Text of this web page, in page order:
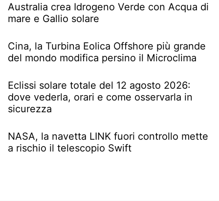
Australia crea Idrogeno Verde con Acqua di
mare e Gallio solare
Cina, la Turbina Eolica Offshore più grande
del mondo modifica persino il Microclima
Eclissi solare totale del 12 agosto 2026:
dove vederla, orari e come osservarla in
sicurezza
NASA, la navetta LINK fuori controllo mette
a rischio il telescopio Swift